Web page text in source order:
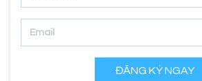
ĐĂNG KÝ NGAY